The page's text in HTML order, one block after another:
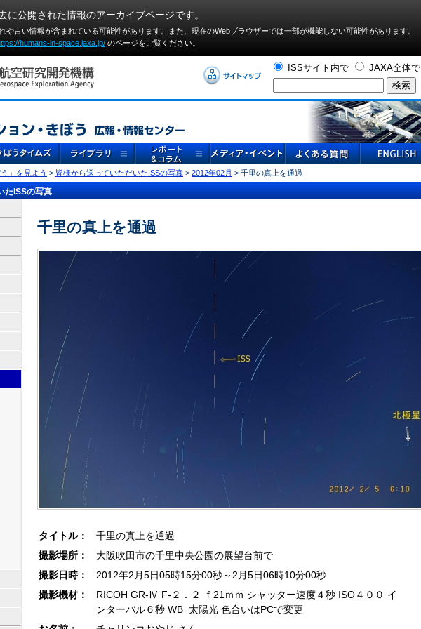
に公開された情報のアーカイブページです。
や古い情報が含まれている可能性があります。また、現在のWebブラウザーでは⼀部が機能しない可能性があります。
humans-in-space.jaxa.jp/ のページをご覧ください。
ISSサイト内で JAXA全体で
う」を見よう > 皆様から送っていただいたISSの写真 > 2012年02月 > 千里の真上を通過
たISSの写真
千里の真上を通過
タイトル：
千里の真上を通過
撮影場所：
大阪吹田市の千里中央公園の展望台前で
撮影日時：
2012年2月5日05時15分00秒～2月5日06時10分00秒
撮影機材：
RICOH GR-Ⅳ F-２．２ ｆ21ｍｍ シャッター速度４秒 ISO４００ イ
ンターバル６秒 WB=太陽光 色合いはPCで変更